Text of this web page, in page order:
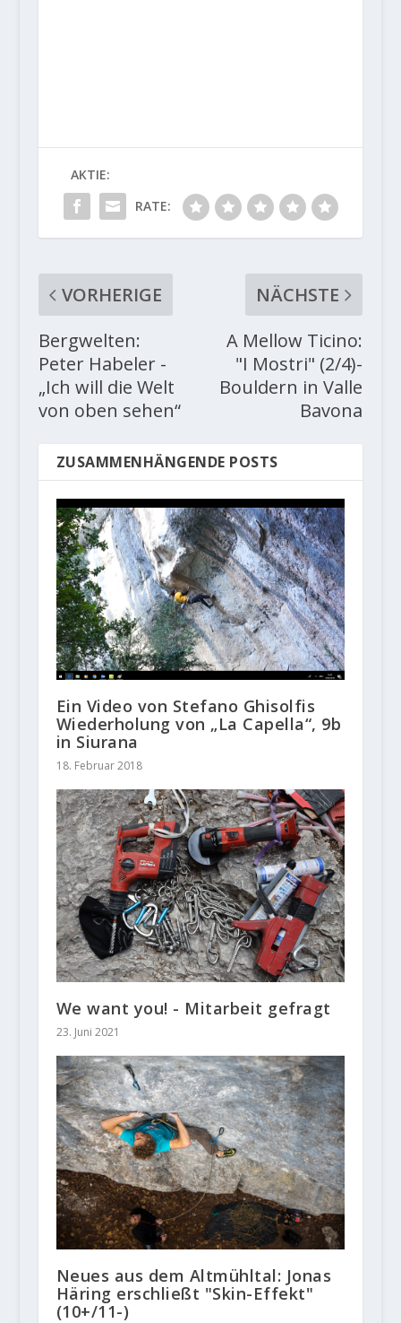
AKTIE:
RATE:
VORHERIGE
Bergwelten:
Peter Habeler -
„Ich will die Welt
von oben sehen“
NÄCHSTE
A Mellow Ticino:
"I Mostri" (2/4)-
Bouldern in Valle
Bavona
ZUSAMMENHÄNGENDE POSTS
Ein Video von Stefano Ghisolfis
Wiederholung von „La Capella“, 9b
in Siurana
18. Februar 2018
We want you! - Mitarbeit gefragt
23. Juni 2021
Neues aus dem Altmühltal: Jonas
Häring erschließt "Skin-Effekt"
(10+/11-)